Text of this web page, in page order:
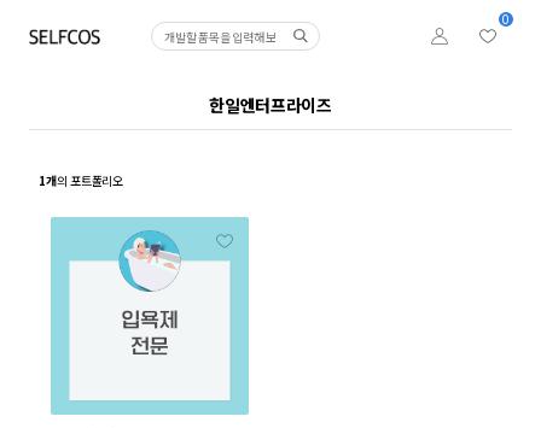
0
한일엔터프라이즈
1개의 포트폴리오